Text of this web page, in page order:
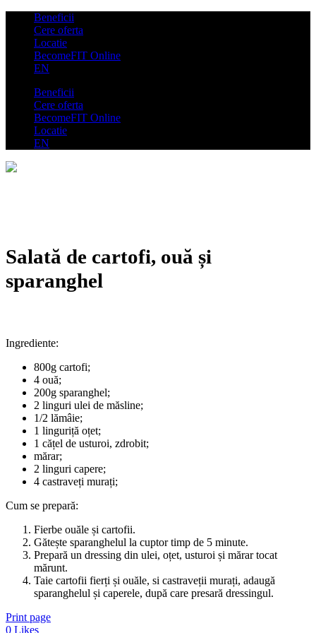
Beneficii
Cere oferta
Locatie
BecomeFIT Online
EN
Beneficii
Cere oferta
BecomeFIT Online
Locatie
EN
Salată de cartofi, ouă și
sparanghel
Ingrediente:
800g cartofi;
4 ouă;
200g sparanghel;
2 linguri ulei de măsline;
1/2 lămâie;
1 linguriță oțet;
1 cățel de usturoi, zdrobit;
mărar;
2 linguri capere;
4 castraveți murați;
Cum se prepară:
Fierbe ouăle și cartofii.
Gătește sparanghelul la cuptor timp de 5 minute.
Prepară un dressing din ulei, oțet, usturoi și mărar tocat
mărunt.
Taie cartofii fierți și ouăle, si castraveții murați, adaugă
sparanghelul și caperele, după care presară dressingul.
Print page
0 Likes